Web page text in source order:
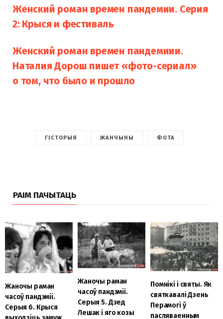
Женский роман времен пандемии. Серия
2: Крыся и фестиваль
Женский роман времен пандемиии.
Наталия Дорош пишет «фото-сериал»
о том, что было и прошло
ГІСТОРЫЯ ЖАНЧЫНЫ ФОТА
РАІМ ПАЧЫТАЦЬ
Жаночы раман
часоў пандэміі.
Cерыя 6. Крыся
Жаночы раман
часоў пандэміі.
Серыя 5. Дзед
Лешак і яго козы
Помнікі і святы. Як
святкавалі Дзень
Перамогі ў
пасляваенным